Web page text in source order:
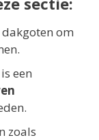
om
is een
zoals